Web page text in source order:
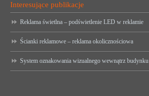
Interesujące publikacje
Reklama świetlna – podświetlenie LED w reklamie
Ścianki reklamowe – reklama okolicznościowa
System oznakowania wizualnego wewnątrz budynku